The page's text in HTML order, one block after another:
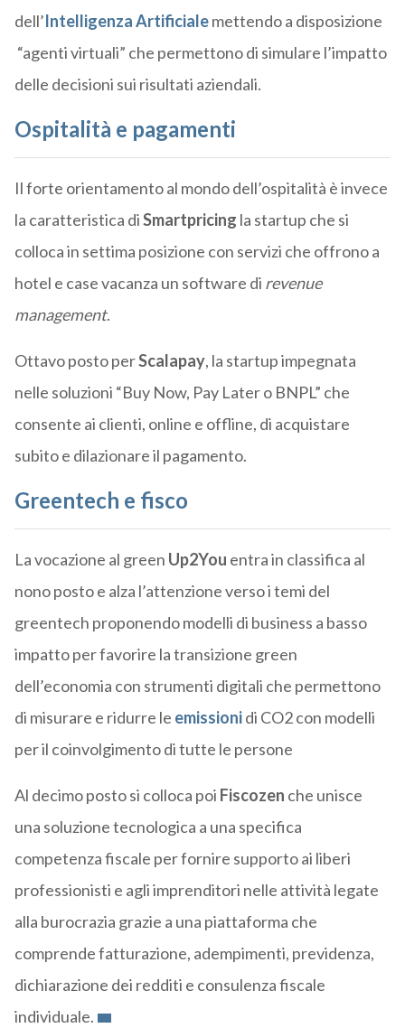
dell’Intelligenza Artificialemettendo a disposizione
“agenti virtuali” che permettono di simulare l’impatto
delle decisioni sui risultati aziendali.
Ospitalità e pagamenti
Il forte orientamento al mondo dell’ospitalità è invece
la caratteristica diSmartpricing la startup che si
colloca in settima posizione con servizi che offrono a
hotel e case vacanza un software di revenue
management.
Ottavo posto perScalapay, la startup impegnata
nelle soluzioni “Buy Now, Pay Later o BNPL” che
consente ai clienti, online e offline, di acquistare
subito e dilazionare il pagamento.
Greentech e fisco
La vocazione al green Up2You entra in classifica al
nono posto e alza l’attenzione verso i temi del
greentech proponendo modelli di business a basso
impatto per favorire la transizione green
dell’economia con strumenti digitali che permettono
di misurare e ridurre le emissionidi CO2 con modelli
per il coinvolgimento di tutte le persone
Al decimo posto si colloca poi Fiscozen che unisce
una soluzione tecnologica a una specifica
competenza fiscale per fornire supporto ai liberi
professionisti e agli imprenditori nelle attività legate
alla burocrazia grazie a una piattaforma che
comprende fatturazione, adempimenti, previdenza,
dichiarazione dei redditi e consulenza fiscale
individuale.